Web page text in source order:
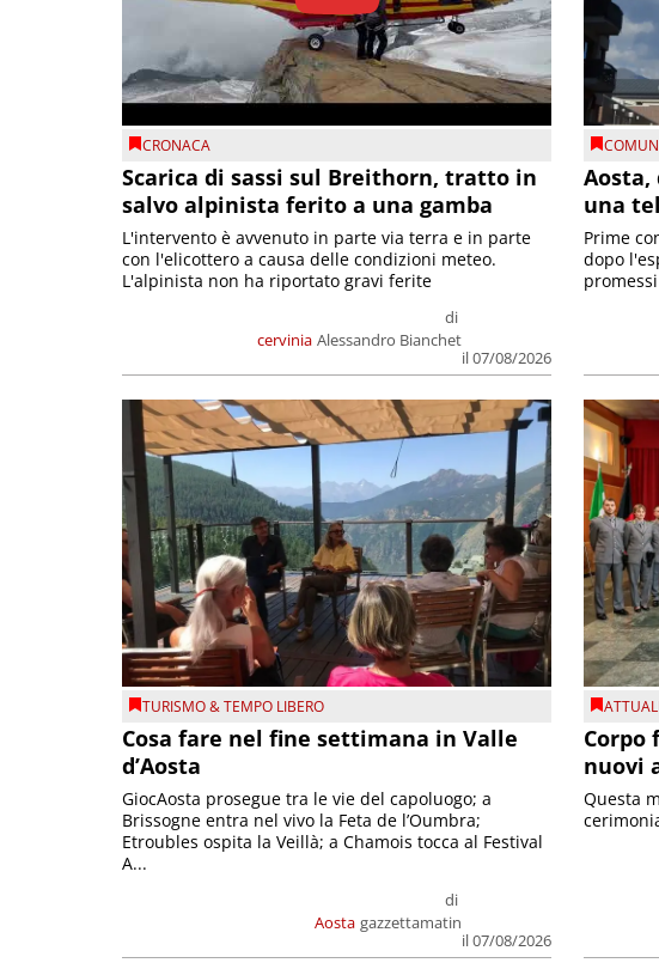
CRONACA
Scarica di sassi sul Breithorn, tratto in
salvo alpinista ferito a una gamba
cervinia
di
Alessandro Bianchet
il 07/08/2026
L'intervento è avvenuto in parte via terra e in parte
con l'elicottero a causa delle condizioni meteo.
L'alpinista non ha riportato gravi ferite
una
Prime
dopo
TURISMO & TEMPO LIBERO
Cosa fare nel fine settimana in Valle
d’Aosta
Aosta
di
gazzettamatin
il 07/08/2026
GiocAosta prosegue tra le vie del capoluogo; a
Brissogne entra nel vivo la Feta de l’Oumbra;
Etroubles ospita la Veillà; a Chamois tocca al Festival
A...
Corpo
nuovi
Questa